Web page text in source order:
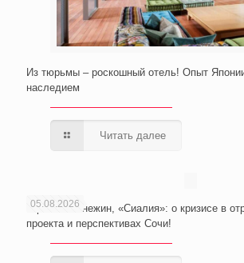
Из тюрьмы – роскошный отель! Опыт
наследием
Читать далее
05.08.2026
Юрий Неманежин, «Сиалия»: о кризисе в
проекта и перспективах Сочи!